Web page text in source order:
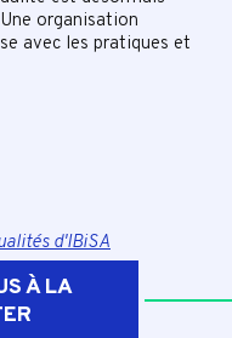
organisation
avec les pratiques et
d'IBiSA
À LA